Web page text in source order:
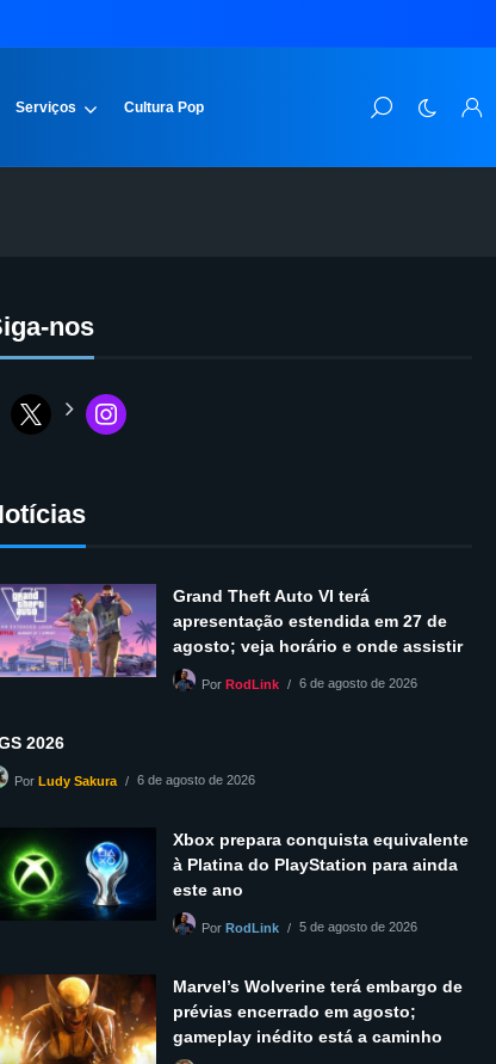
Serviços Cultura Pop
nos
Grand Theft Auto VI terá
apresentação estendida em 27 de
agosto; veja horário e onde assistir
PorRodLink 6 de agosto de 2026
2026
PorLudy Sakura 6 de agosto de 2026
Xbox prepara conquista equivalente
à Platina do PlayStation para ainda
este ano
PorRodLink 5 de agosto de 2026
Marvel’s Wolverine terá embargo de
prévias encerrado em agosto;
gameplay inédito está a caminho